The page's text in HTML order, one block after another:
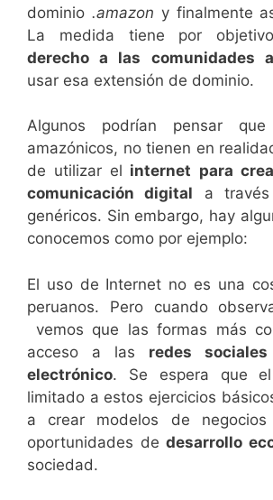
dominio .amazon y finalmente
La medida tiene por
derecho a las comunidades
usar esa extensión de dominio.
Algunos podrían pensar
amazónicos, no tienen en
de utilizar el internet para
comunicación digital a
genéricos. Sin embargo, hay
conocemos como por ejemplo:
El uso de Internet no es una
peruanos. Pero cuando
vemos que las formas más
acceso a las redes
electrónico. Se espera que
limitado a estos ejercicios
a crear modelos de negocios
oportunidades de desarrollo
sociedad.